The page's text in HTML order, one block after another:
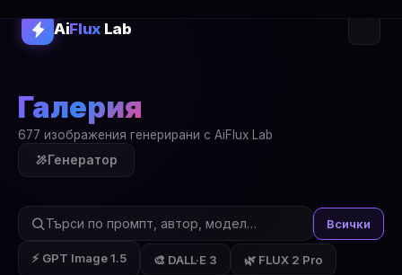
AiFluxLab
Галерия
677 изображения генерирани с AiFlux Lab
Генератор
Всички
⚡ GPT Image 1.5 🎨 DALL·E 3 🌿 FLUX 2 Pro